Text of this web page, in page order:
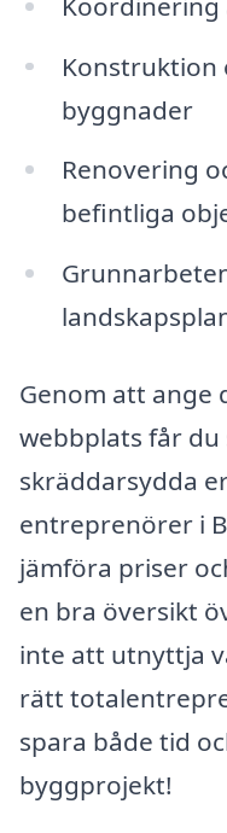
Konstruktion
byggnader
Renovering
befintliga
Genom att ange
webbplats får
skräddarsydda
entreprenörer i
jämföra priser
en bra översikt
inte att utnyttja
rätt
spara både tid
byggprojekt!